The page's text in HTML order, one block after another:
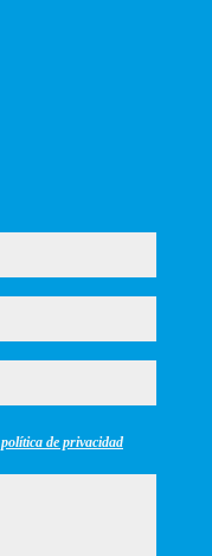
política de privacidad